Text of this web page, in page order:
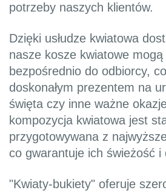
potrzeby naszych klientów.
Dzięki usłudze kwiatowa
nasze kosze kwiatowe
bezpośrednio do odbiorcy,
doskonałym prezentem na
święta czy inne ważne
kompozycja kwiatowa jest
przygotowywana z
co gwarantuje ich świeżość i
"Kwiaty-bukiety" oferuje